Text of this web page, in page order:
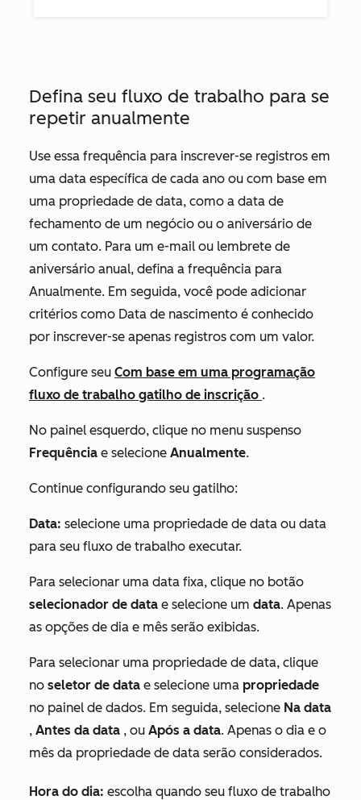
Defina seu fluxo de trabalho para se
repetir anualmente
Use essa frequência para inscrever-se registros em
uma data específica de cada ano ou com base em
uma propriedade de data, como a data de
fechamento de um negócio ou o aniversário de
um contato. Para um e-mail ou lembrete de
aniversário anual, defina a frequência para
Anualmente. Em seguida, você pode adicionar
critérios como Data de nascimento é conhecido
por inscrever-se apenas registros com um valor.
Configure seu Com base em uma programação
fluxo de trabalho gatilho de inscrição .
No painel esquerdo, clique no menu suspenso
Frequência e selecione Anualmente.
Continue configurando seu gatilho:
Data: selecione uma propriedade de data ou data
para seu fluxo de trabalho executar.
Para selecionar uma data fixa, clique no botão
selecionador de data e selecione um data. Apenas
as opções de dia e mês serão exibidas.
Para selecionar uma propriedade de data, clique
no seletor de data e selecione uma propriedade
no painel de dados. Em seguida, selecione Na data
, Antes da data , ou Após a data. Apenas o dia e o
mês da propriedade de data serão considerados.
Hora do dia: escolha quando seu fluxo de trabalho